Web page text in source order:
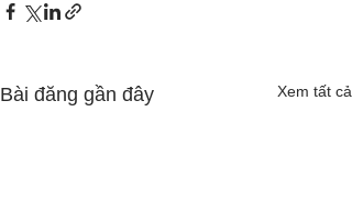
Bài đăng gần đây Xem tất cả